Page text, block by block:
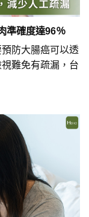
準確度達96％
防大腸癌可以透
難免有疏漏，台